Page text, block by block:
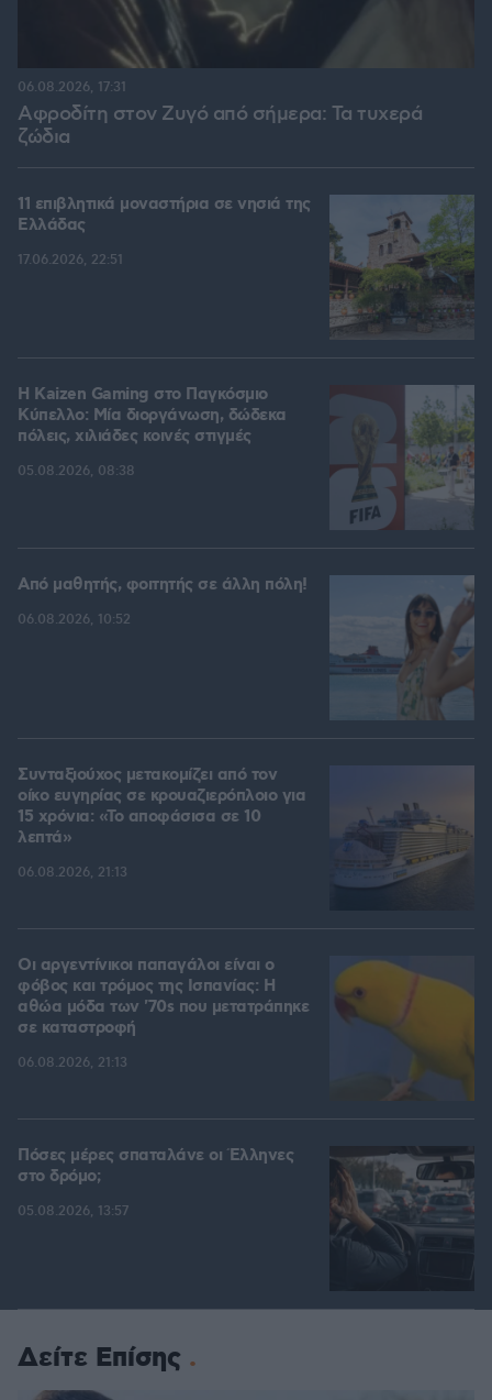
Αφροδίτη στον Ζυγό από σήμερα: Τα τυχερά
ζώδια
06.08.2026, 17:31
11 επιβλητικά μοναστήρια σε νησιά της
Ελλάδας
17.06.2026, 22:51
H Kaizen Gaming στο Παγκόσμιο
Kύπελλο: Μία διοργάνωση, δώδεκα
πόλεις, χιλιάδες κοινές στιγμές
05.08.2026, 08:38
Από μαθητής, φοιτητής σε άλλη πόλη!
06.08.2026, 10:52
Συνταξιούχος μετακομίζει από τον
οίκο ευγηρίας σε κρουαζιερόπλοιο για
15 χρόνια: «Το αποφάσισα σε 10
λεπτά»
06.08.2026, 21:13
Οι αργεντίνικοι παπαγάλοι είναι ο
φόβος και τρόμος της Ισπανίας: Η
αθώα μόδα των '70s που μετατράπηκε
σε καταστροφή
06.08.2026, 21:13
Πόσες μέρες σπαταλάνε οι Έλληνες
στο δρόμο;
05.08.2026, 13:57
Δείτε Επίσης